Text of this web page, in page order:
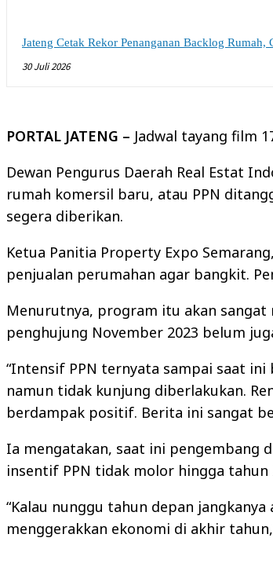
Jateng Cetak Rekor Penanganan Backlog Rumah,
30 Juli 2026
PORTAL JATENG – Jadwal tayang film
Dewan Pengurus Daerah Real Estat
rumah komersil baru, atau PPN
segera diberikan.
Ketua Panitia Property Expo
penjualan perumahan agar bangkit.
Menurutnya, program itu akan
penghujung November 2023 belum
“Intensif PPN ternyata sampai saat
namun tidak kunjung diberlakukan.
berdampak positif. Berita ini sangat
Ia mengatakan, saat ini pengembang
insentif PPN tidak molor hingga tahun
“Kalau nunggu tahun depan
menggerakkan ekonomi di akhir